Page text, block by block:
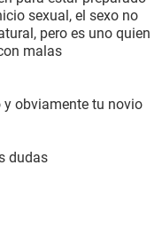
sexual, el sexo no
pero es uno quien
malas
y obviamente tu novio
dudas